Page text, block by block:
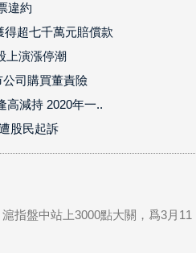
違約
超七千萬元賠償款
上演漲停潮
公司購買董責險
高減持 2020年一..
股民起訴
指盤中站上3000點大關，爲3月11